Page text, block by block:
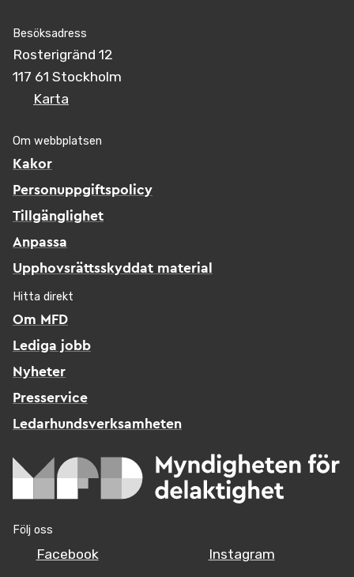
Besöksadress
Rosterigränd 12
117 61 Stockholm
Karta
Om webbplatsen
Kakor
Personuppgiftspolicy
Tillgänglighet
Anpassa
Upphovsrättsskyddat material
Hitta direkt
Om MFD
Lediga jobb
Nyheter
Presservice
Ledarhundsverksamheten
Följ oss
Facebook
Instagram